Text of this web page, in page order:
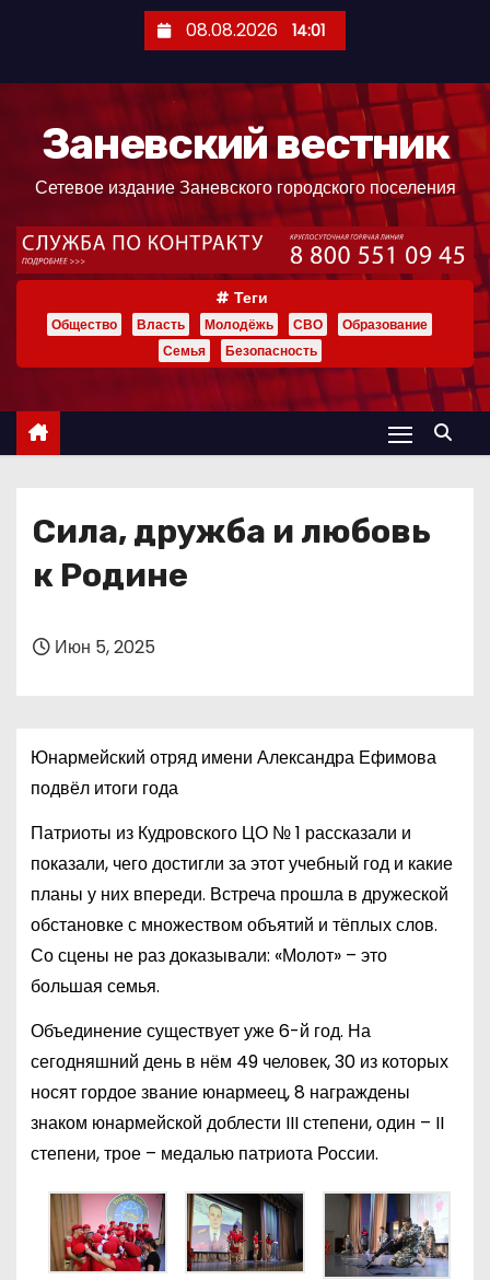
ж
08.08.2026 14:01
Заневский вестник
Сетевое издание Заневского городского поселения
Теги
Общество Власть Молодёжь СВО
Образование
Семья
Безопасность
Сила, дружба и любовь
к Родине
Июн 5, 2025
Юнармейский отряд имени Александра Ефимова
подвёл итоги года
Патриоты из Кудровского ЦО № 1 рассказали и
показали, чего достигли за этот учебный год и какие
планы у них впереди. Встреча прошла в дружеской
обстановке с множеством объятий и тёплых слов.
Со сцены не раз доказывали: «Молот» – это
большая семья.
Объединение существует уже 6-й год. На
сегодняшний день в нём 49 человек, 30 из которых
носят гордое звание юнармеец, 8 награждены
знаком юнармейской доблести III степени, один – II
степени, трое – медалью патриота России.